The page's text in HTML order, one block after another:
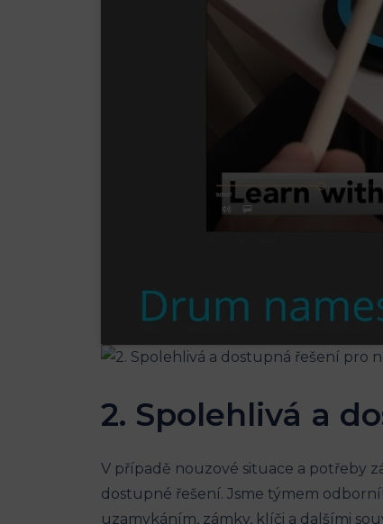
2. Spolehlivá a
V případě nouzové situace a potřeby
dostupné řešení. Jsme týmem
uzamykáním, zámky, klíči a dalšími